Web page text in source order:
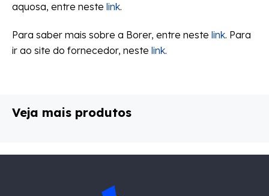
aquosa, entre neste link.
Para saber mais sobre a Borer, entre neste link. Para
ir ao site do fornecedor, neste link.
Veja mais produtos